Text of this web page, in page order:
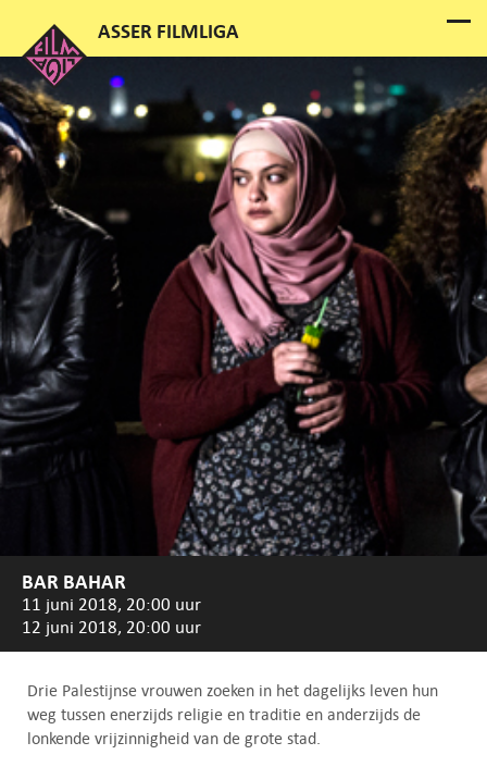
BAR BAHAR
11 juni 2018, 20:00 uur
12 juni 2018, 20:00 uur
Drie Palestijnse vrouwen zoeken in het dagelijks leven hun
weg tussen enerzijds religie en traditie en anderzijds de
lonkende vrijzinnigheid van de grote stad.